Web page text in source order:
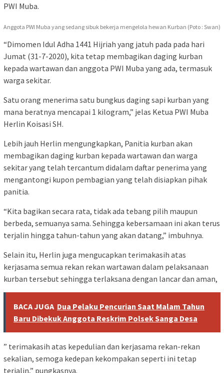
PWI Muba.
Anggota PWI Muba yang sedang sibuk bekerja mengelola hewan Kurban (Poto : Swan)
“Dimomen Idul Adha 1441 Hijriah yang jatuh pada pada hari
Jumat (31-7-2020), kita tetap membagikan daging kurban
kepada wartawan dan anggota PWI Muba yang ada, termasuk
warga sekitar.
Satu orang menerima satu bungkus daging sapi kurban yang
mana beratnya mencapai 1 kilogram,” jelas Ketua PWI Muba
Herlin Koisasi SH.
Lebih jauh Herlin mengungkapkan, Panitia kurban akan
membagikan daging kurban kepada wartawan dan warga
sekitar yang telah tercantum didalam daftar penerima yang
mengantongi kupon pembagian yang telah disiapkan pihak
panitia.
“Kita bagikan secara rata, tidak ada tebang pilih maupun
berbeda, semuanya sama. Sehingga kebersamaan ini akan terus
terjalin hingga tahun-tahun yang akan datang,” imbuhnya.
Selain itu, Herlin juga mengucapkan terimakasih atas
kerjasama semua rekan rekan wartawan dalam pelaksanaan
kurban tersebut sehingga terlaksana dengan lancar dan aman,
BACA JUGA Dua Pelaku Pencurian Saat Malam Tahun
Baru Dibekuk Anggota Reskrim Polsek Sanga Desa
” terimakasih atas kepedulian dan kerjasama rekan-rekan
sekalian, semoga kedepan kekompakan seperti ini tetap
terjalin,” pungkasnya.